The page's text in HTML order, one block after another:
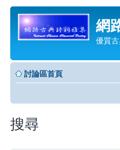
網
優質古
討論區首頁
搜尋